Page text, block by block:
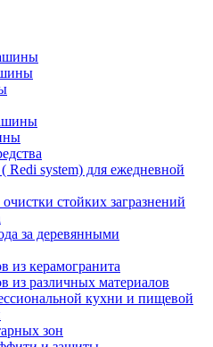
Redi system) для ежедневной
стойких загразнений
за деревянными
из керамогранита
из различных материалов
кухни и пищевой
зон